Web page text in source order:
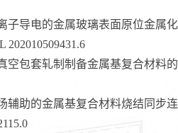
子导电的金属玻璃表面原位金属
202010509431.6
空包套轧制制备金属基复合材料
辅助的金属基复合材料烧结同步